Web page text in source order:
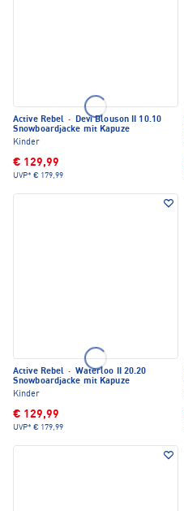
Active Rebel ·
Devi Blouson II 10.10
Snowboardjacke mit Kapuze
Kinder
€ 129,99
UVP* € 179,99
Active Rebel · Waterloo II 20.20
Snowboardjacke mit Kapuze
Kinder
€ 129,99
UVP* € 179,99